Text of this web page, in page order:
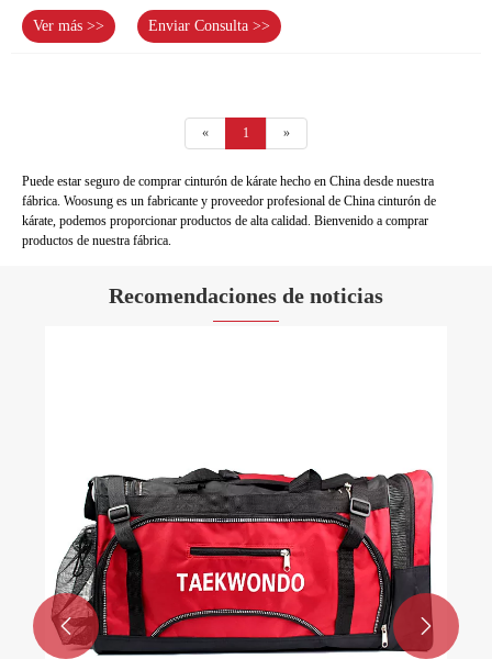
Ver más >> Enviar Consulta >>
« 1 »
Puede estar seguro de comprar cinturón de kárate hecho en China desde nuestra
fábrica. Woosung es un fabricante y proveedor profesional de China cinturón de
kárate, podemos proporcionar productos de alta calidad. Bienvenido a comprar
productos de nuestra fábrica.
Recomendaciones de noticias
 